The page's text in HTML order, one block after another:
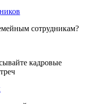
сотрудникам?
кадровые